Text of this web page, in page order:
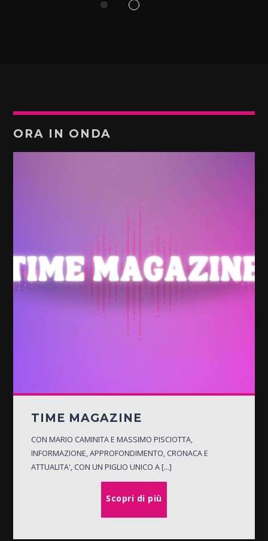
ORA IN ONDA
TIME MAGAZINE
CON MARIO CAMINITA E MASSIMO PISCIOTTA,
INFORMAZIONE, APPROFONDIMENTO, CRONACA E
ATTUALITA', CON UN PIGLIO UNICO A [...]
Scopri di più